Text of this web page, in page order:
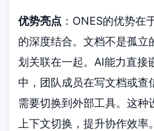
优势亮点 ：ONES的优势在
的深度结合。文档不是孤立
划关联在一起。AI能力直接
中，团队成员在写文档或查
需要切换到外部工具。这种
上下文切换，提升协作效